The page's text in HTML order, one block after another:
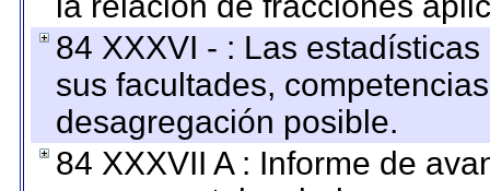
84 XXXVI - : Las
sus facultades,
desagregación posible.
84 XXXVII A : Informe de